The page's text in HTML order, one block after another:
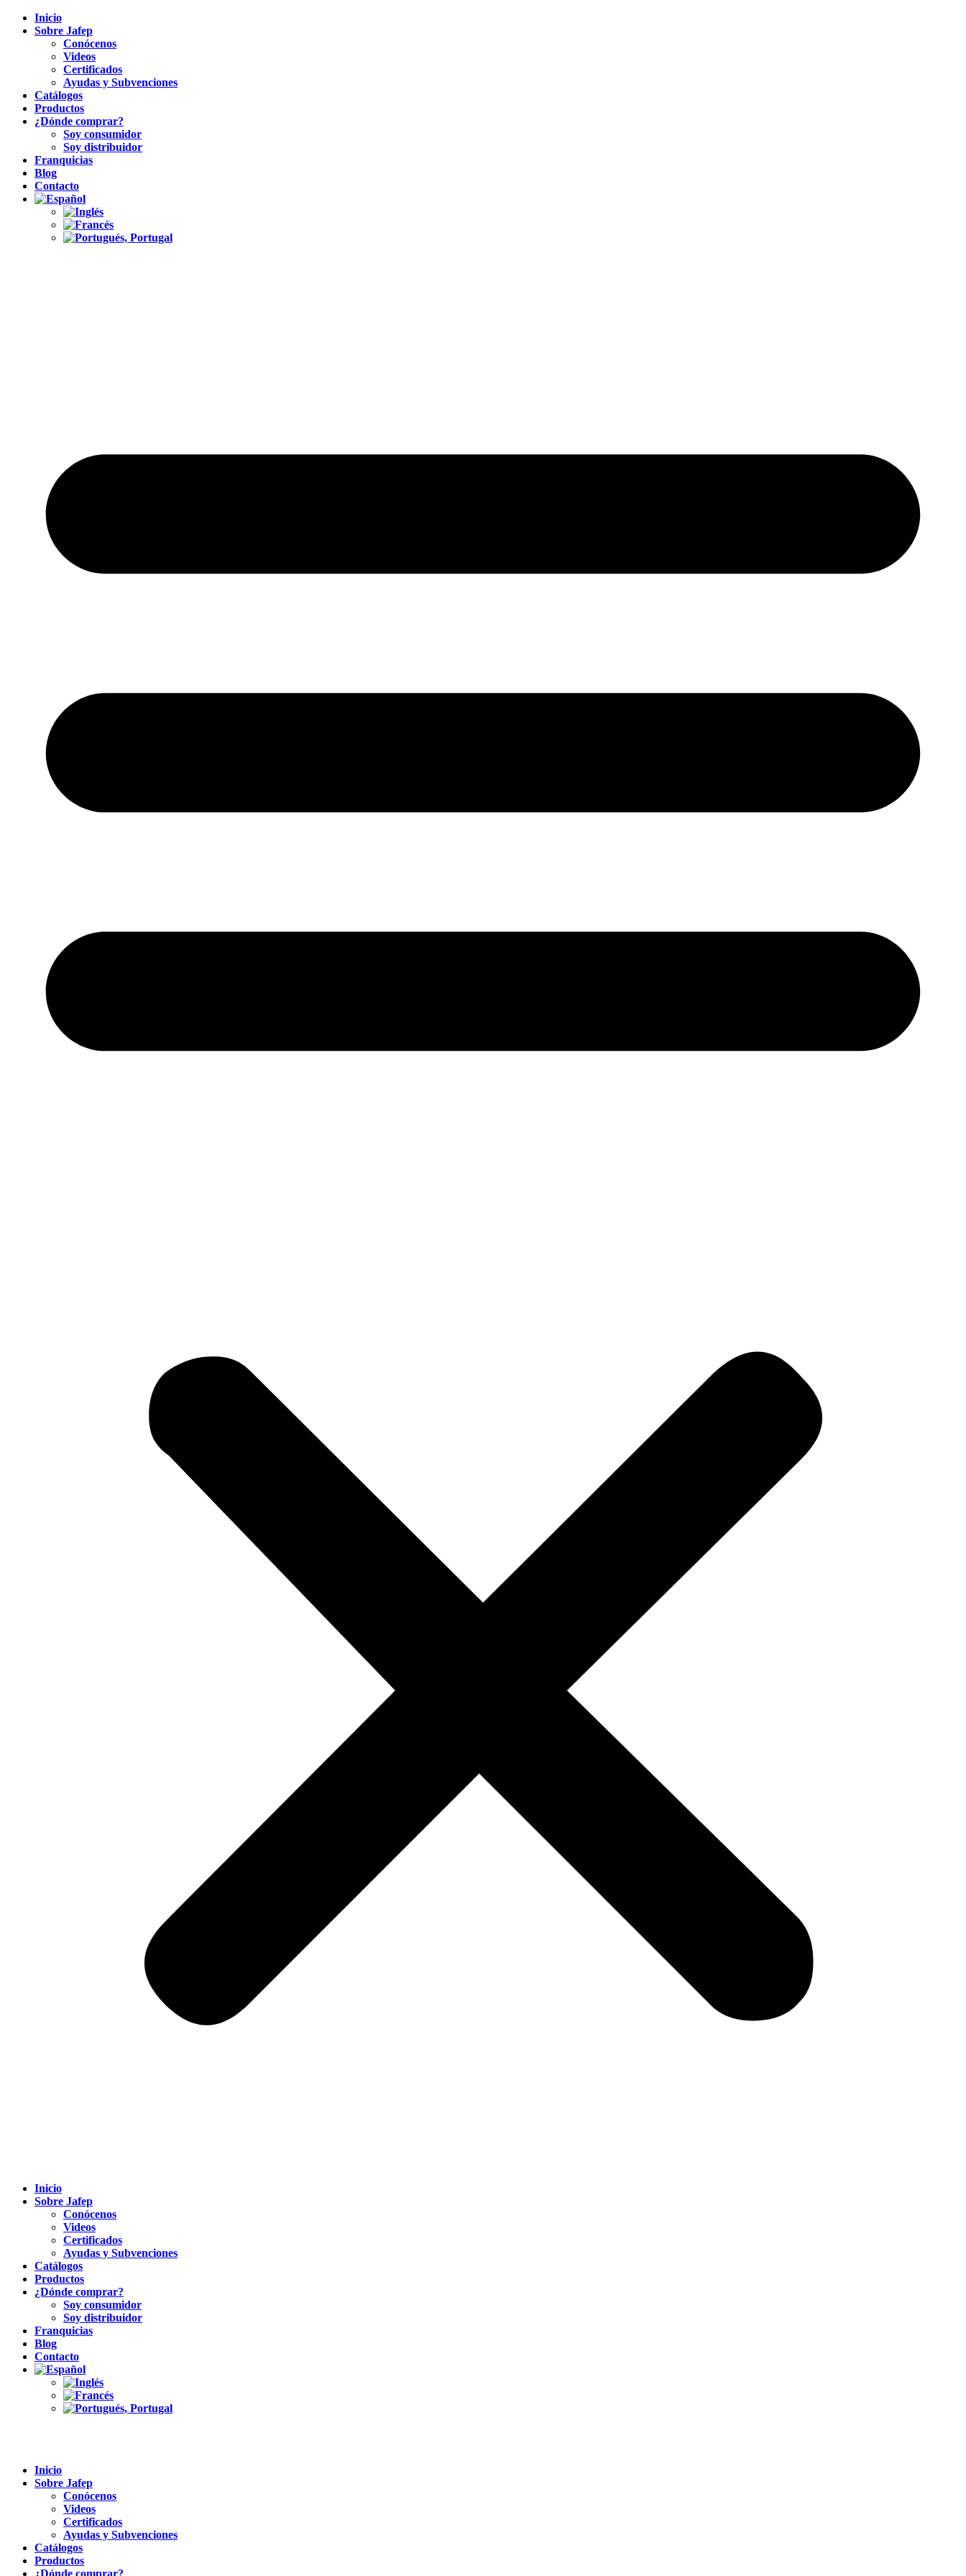
Inicio
Sobre Jafep
Conócenos
Videos
Certificados
Ayudas y Subvenciones
Catálogos
Productos
¿Dónde comprar?
Soy consumidor
Soy distribuidor
Franquicias
Blog
Contacto
Inicio
Sobre Jafep
Conócenos
Videos
Certificados
Ayudas y Subvenciones
Catálogos
Productos
¿Dónde comprar?
Soy consumidor
Soy distribuidor
Franquicias
Blog
Contacto
Inicio
Sobre Jafep
Conócenos
Videos
Certificados
Ayudas y Subvenciones
Catálogos
Productos
¿Dónde comprar?